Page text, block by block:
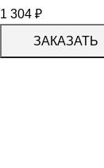
1 304 ₽
ЗАКАЗАТЬ